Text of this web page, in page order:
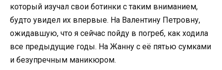
который изучал свои ботинки с таким вниманием,
будто увидел их впервые. На Валентину Петровну,
ожидавшую, что я сейчас пойду в погреб, как ходила
все предыдущие годы. На Жанну с её пятью сумками
и безупречным маникюром.